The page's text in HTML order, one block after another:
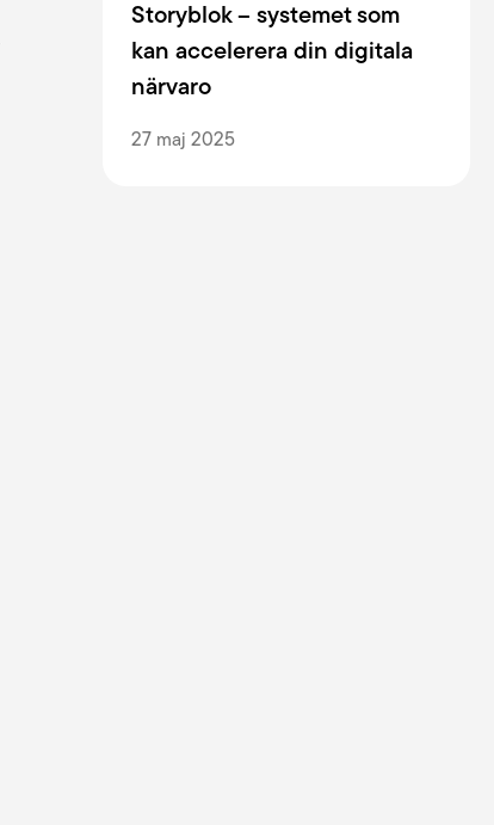
Storyblok – systemet som
kan accelerera din digitala
närvaro
27 maj 2025